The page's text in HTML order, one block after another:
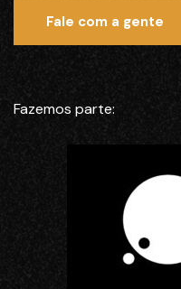
Fale com a gente
Fazemos parte: